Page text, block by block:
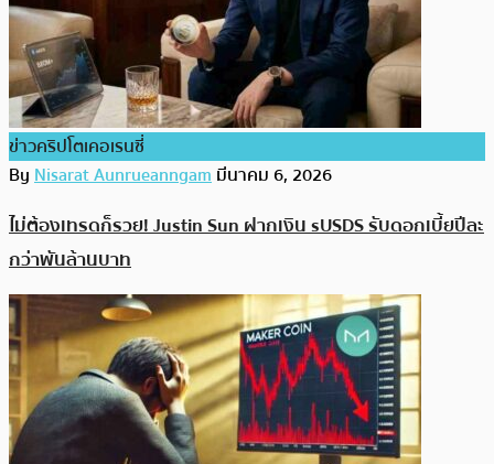
ข่าวคริปโตเคอเรนซี่
ByNisarat Aunrueanngamมีนาคม 6, 2026
ไม่ต้องเทรดก็รวย! Justin Sun ฝากเงิน sUSDS รับดอกเบี้ยปีละ
กว่าพันล้านบาท